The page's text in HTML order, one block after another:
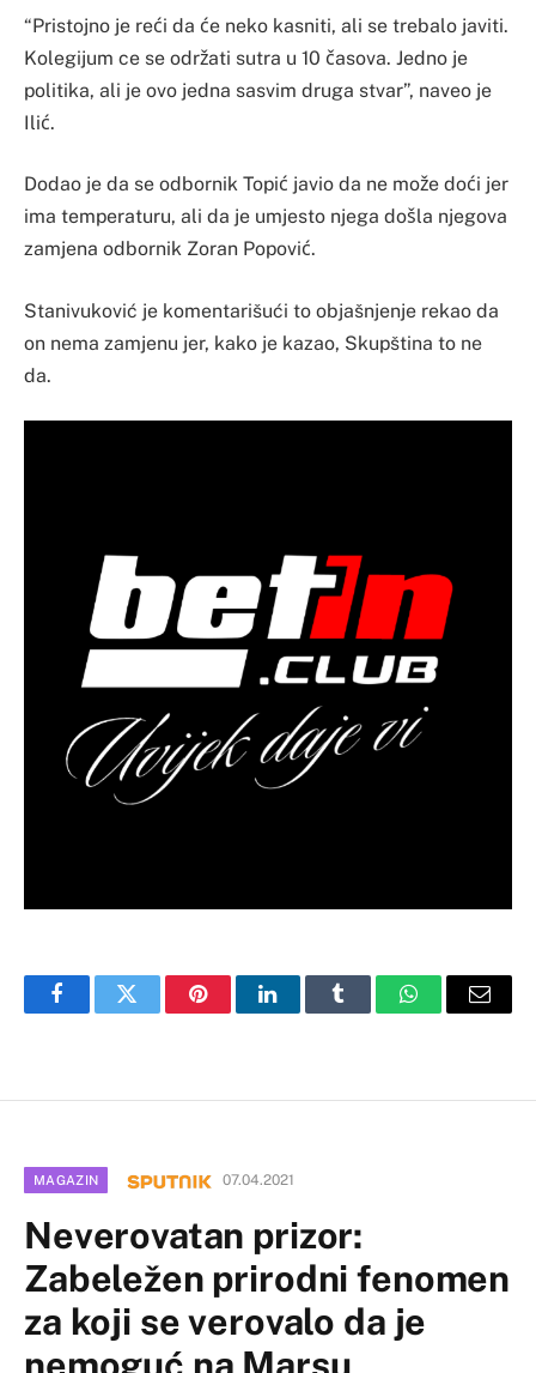
“Pristojno je reći da će neko kasniti, ali se trebalo javiti.
Kolegijum ce se održati sutra u 10 časova. Jedno je
politika, ali je ovo jedna sasvim druga stvar”, naveo je
Ilić.
Dodao je da se odbornik Topić javio da ne može doći jer
ima temperaturu, ali da je umjesto njega došla njegova
zamjena odbornik Zoran Popović.
Stanivuković je komentarišući to objašnjenje rekao da
on nema zamjenu jer, kako je kazao, Skupština to ne
da.
FacebookTwitter PinterestLinkedInTumblr WhatsAppEmail
MAGAZIN 07.04.2021
Neverovatan prizor:
Zabeležen prirodni fenomen
za koji se verovalo da je